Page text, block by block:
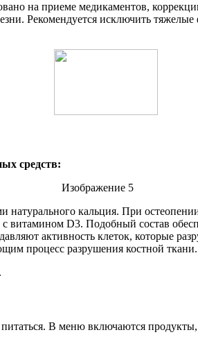
на приеме медикаментов,
Рекомендуется исключить
средств:
кальция. При
витамином D3. Подобный состав
активность клеток, которые
процесс разрушения костной
питаться. В меню включаются